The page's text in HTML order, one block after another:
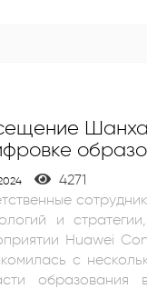
4271
и
Huawei Connect
с
образования в